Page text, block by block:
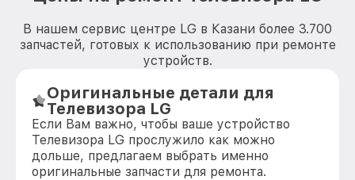
В нашем сервис центре LG в Казани более 3.700
запчастей, готовых к использованию при ремонте
устройств.
Оригинальные детали для
Телевизора LG
Если Вам важно, чтобы ваше устройство
Телевизора LG прослужило как можно
дольше, предлагаем выбрать именно
оригинальные запчасти для ремонта.